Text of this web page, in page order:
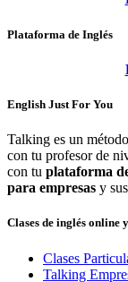
Plataforma de Inglés
English Just For You
Talking es un
con tu profesor de
con tu plataforma
para empresas y
Clases de inglés online
Clases
Talking